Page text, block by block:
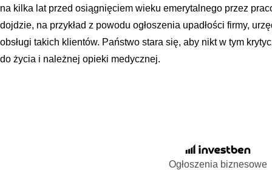
na kilka lat przed osiągnięciem wieku emerytalnego przez
dojdzie, na przykład z powodu ogłoszenia upadłości firmy,
obsługi takich klientów. Państwo stara się, aby nikt w tym
do życia i należnej opieki medycznej.
Ogłoszenia biznesowe